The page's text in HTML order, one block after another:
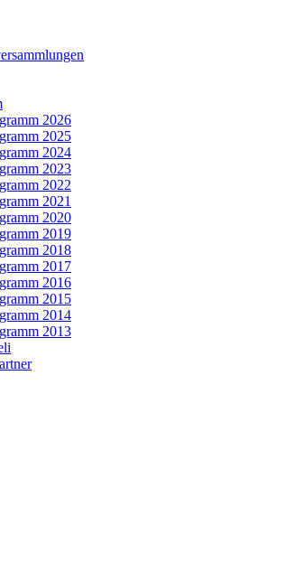
2026
2025
2024
2023
2022
2021
2020
2019
2018
2017
2016
2015
2014
2013